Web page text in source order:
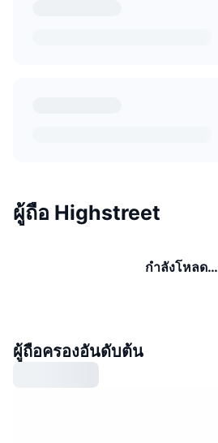
ผู้ถือ Highstreet
กำลังโหลด…
ผู้ถือครองอันดับต้น